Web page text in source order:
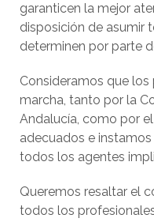
garanticen la mejor
disposición de asumir
determinen por parte
Consideramos que
marcha, tanto por la
Andalucía, como por
adecuados e
todos los agentes
Queremos resaltar el
todos los